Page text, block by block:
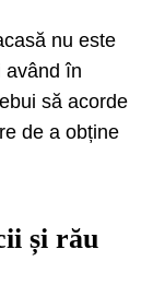
nu este
având în
să acorde
de a obține
și rău